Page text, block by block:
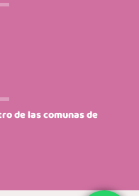
de las comunas de